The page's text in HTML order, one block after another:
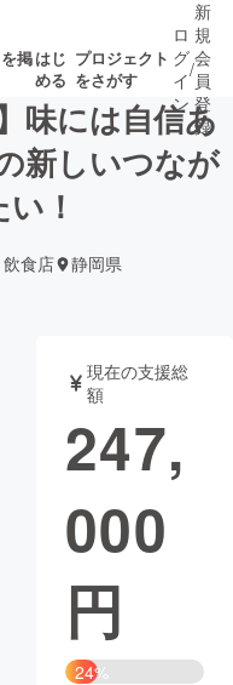
掲はじ
める
プロジェクト
をさがす
終了が近いプ
書籍・雑誌
チャレンジ
CAMPFIRE Creation
ロ
グ
イ
ン
/
新
規
会
員
登
録
味には自信あ
新しいつなが
！
食店 静岡県
現在の支援総
額
247,
000
円
24%